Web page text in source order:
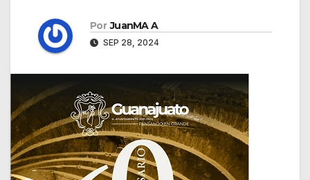
Por JuanMA A
SEP 28, 2024